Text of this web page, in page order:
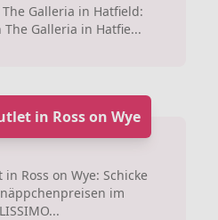
The Galleria in Hatfield:
The Galleria in Hatfie...
in Ross on Wye
in Ross on Wye: Schicke
im